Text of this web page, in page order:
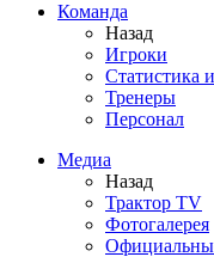
Команда
Назад
Игроки
Статистика
Тренеры
Персонал
Медиа
Назад
Трактор TV
Фотогалерея